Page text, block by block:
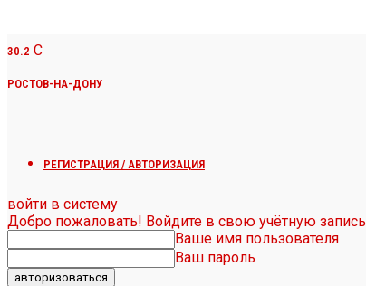
30.2 C
РОСТОВ-НА-ДОНУ
РЕГИСТРАЦИЯ / АВТОРИЗАЦИЯ
войти в систему
Добро пожаловать! Войдите в свою учётную запись
Ваше имя пользователя
Ваш пароль